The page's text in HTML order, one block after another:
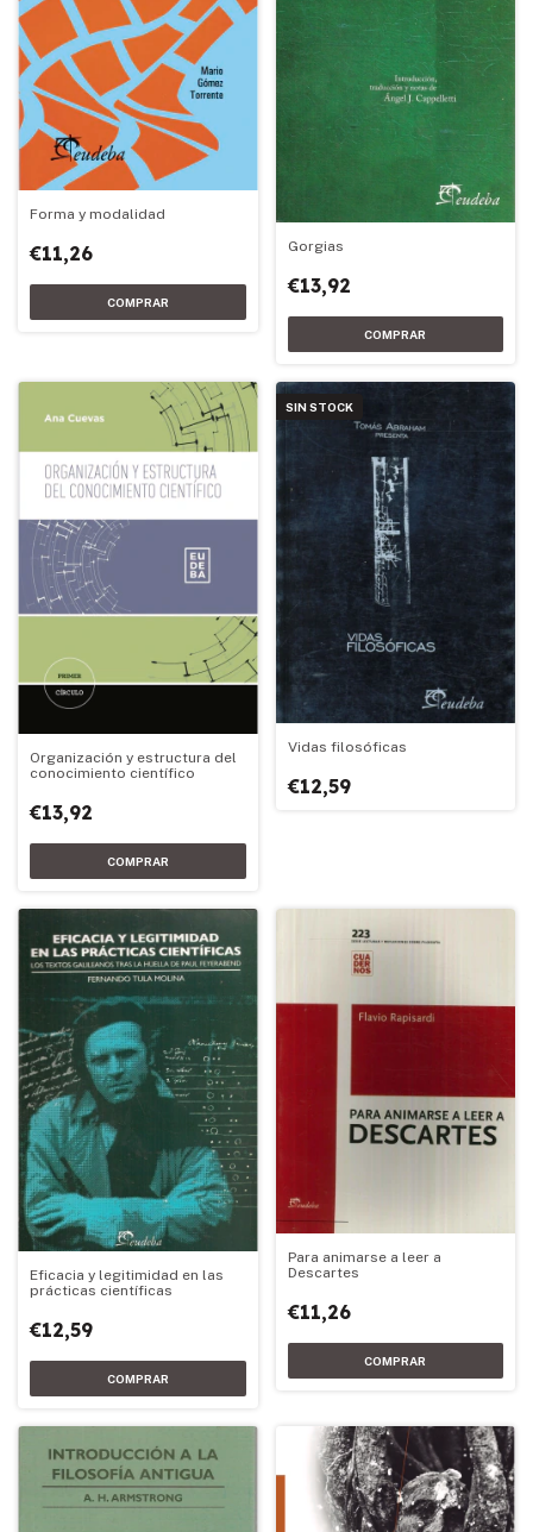
Forma y modalidad
€11,26 Gorgias
€13,92
Organización y estructura del
conocimiento científico
€13,92
SIN STOCK
Vidas filosóficas
€12,59
Eficacia y legitimidad en las
prácticas científicas
€12,59
Para animarse a leer a
Descartes
€11,26